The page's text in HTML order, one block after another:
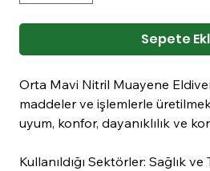
Sepete
Orta Mavi Nitril Muayene
maddeler ve işlemlerle
uyum, konfor, dayanıklılık ve
Kullanıldığı Sektörler: Sağlık ve